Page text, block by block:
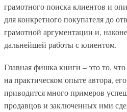
грамотного поиска клиентов и
для конкретного покупателя до
грамотной аргументации и,
дальнейшей работы с клиентом.
Главная фишка книги – это то,
на практическом опыте автора,
приводится много примеров
продавцов и заключенных ими